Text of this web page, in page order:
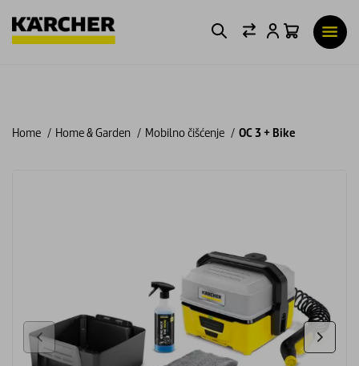
Home Home & Garden Mobilno čišćenje OC 3 + Bike